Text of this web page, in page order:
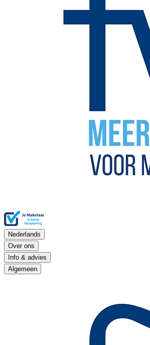
Nederlands
Over ons
Info & advies
Algemeen